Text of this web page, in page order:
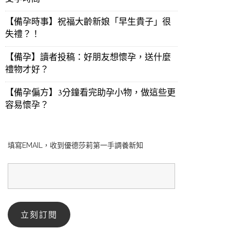
【備孕時事】祝福大齡新娘「早生貴子」很
失禮？！
【備孕】讀者投稿：好朋友想懷孕，送什麼
禮物才好？
【備孕偏方】3分鐘看完助孕小物，做這些更
容易懷孕？
填寫EMAIL，收到優德莎莉第一手調養新知